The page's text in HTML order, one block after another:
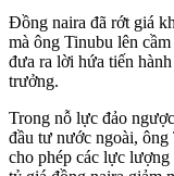
Đồng naira đã rớt giá
mà ông Tinubu lên
đưa ra lời hứa tiến
trưởng.
Trong nỗ lực đảo
đầu tư nước ngoài, ông
cho phép các lực